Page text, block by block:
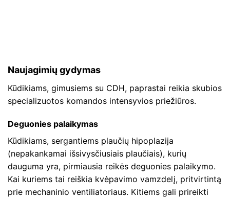
Naujagimių gydymas
Kūdikiams, gimusiems su CDH, paprastai reikia skubios
specializuotos komandos intensyvios priežiūros.
Deguonies palaikymas
Kūdikiams, sergantiems plaučių hipoplazija
(nepakankamai išsivysčiusiais plaučiais), kurių
dauguma yra, pirmiausia reikės deguonies palaikymo.
Kai kuriems tai reiškia kvėpavimo vamzdelį, pritvirtintą
prie mechaninio ventiliatoriaus. Kitiems gali prireikti